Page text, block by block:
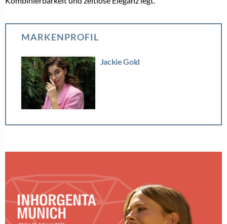
MARKENPROFIL
Jackie Gold